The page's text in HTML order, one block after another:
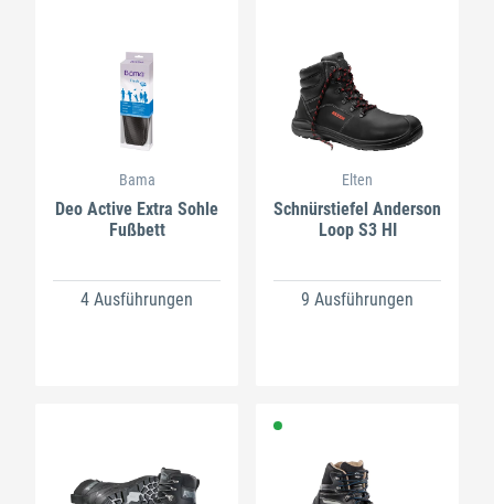
Bama
Deo Active Extra Sohle
Fußbett
4 Ausführungen
Elten
Schnürstiefel Anderson
Loop S3 HI
9 Ausführungen